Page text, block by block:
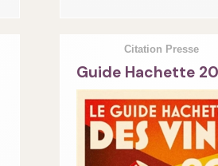
Citation Presse
Guide Hachette